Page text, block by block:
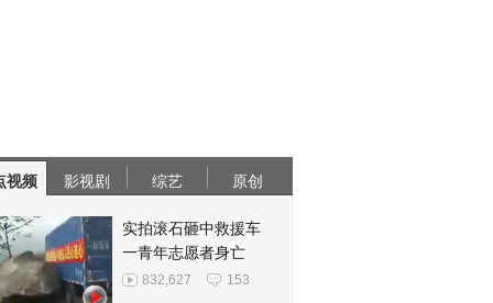
视频 影视剧 综艺 原创
实拍滚石砸中救援车
一青年志愿者身亡
832,627 153